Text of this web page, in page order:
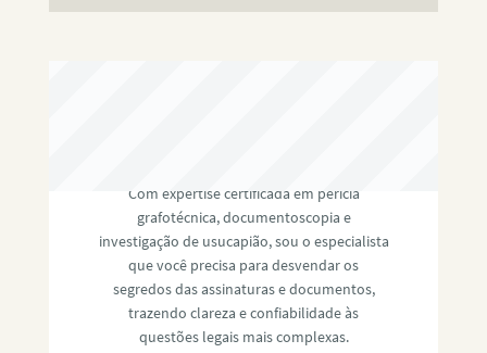
Com expertise certificada em perícia
grafotécnica, documentoscopia e
investigação de usucapião, sou o especialista
que você precisa para desvendar os
segredos das assinaturas e documentos,
trazendo clareza e confiabilidade às
questões legais mais complexas.